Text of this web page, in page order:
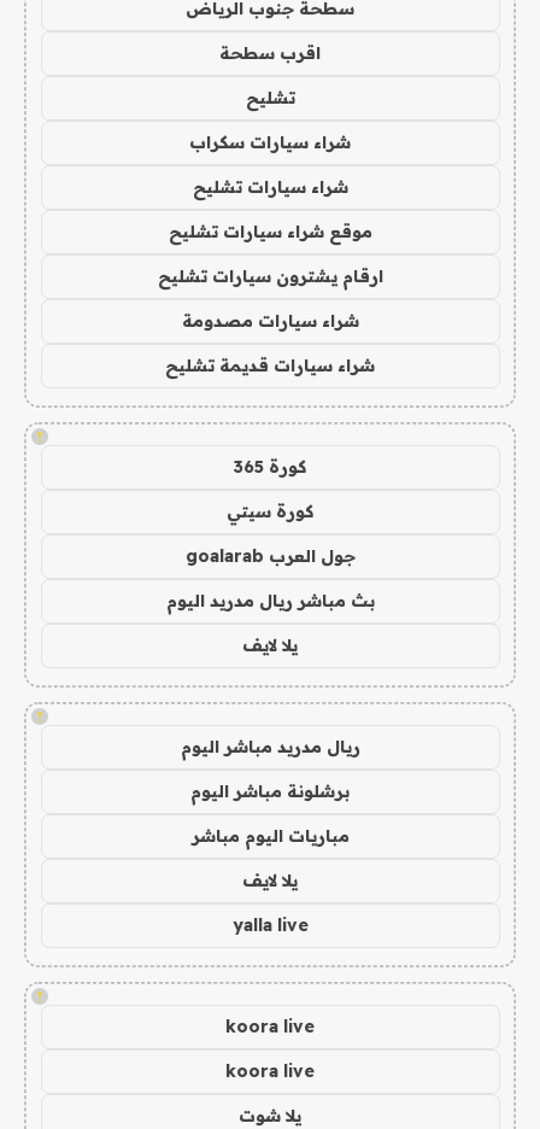
سطحة جنوب الرياض
اقرب سطحة
تشليح
شراء سيارات سكراب
شراء سيارات تشليح
موقع شراء سيارات تشليح
ارقام يشترون سيارات تشليح
شراء سيارات مصدومة
شراء سيارات قديمة تشليح
!
كورة 365
كورة سيتي
جول العرب goalarab
بث مباشر ريال مدريد اليوم
يلا لايف
!
ريال مدريد مباشر اليوم
برشلونة مباشر اليوم
مباريات اليوم مباشر
يلا لايف
yalla live
!
koora live
koora live
يلا شوت